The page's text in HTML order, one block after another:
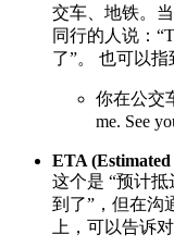
交车、地铁。
同行的人说：
了”。 也可以指
你在公交
me. See
ETA
这个是 “预计
到了”，但在沟
上，可以告诉